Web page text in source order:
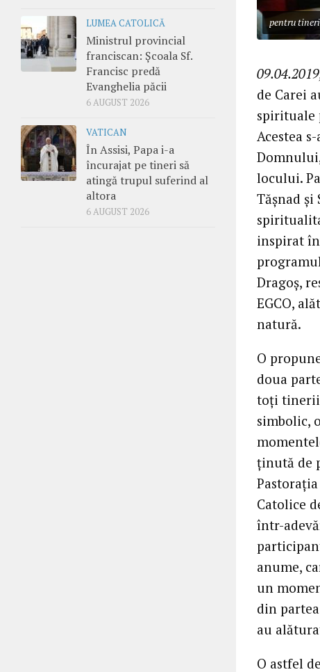
pentru tineri
de Carei
spirituale
Acestea
locului.
Tășnad și
inspirat
Dragoș,
EGCO,
natură.
O
doua
toți tinerii
simbolic,
ținută de
Catolice
într-
anume,
un
din
au
O astfel
LUMEA CATOLICĂ
Ministrul provincial
franciscan: Școala Sf.
Francisc predă
Evanghelia păcii
6 AUGUST 2026
VATICAN
În Assisi, Papa i-a
încurajat pe tineri să
atingă trupul suferind al
altora
6 AUGUST 2026